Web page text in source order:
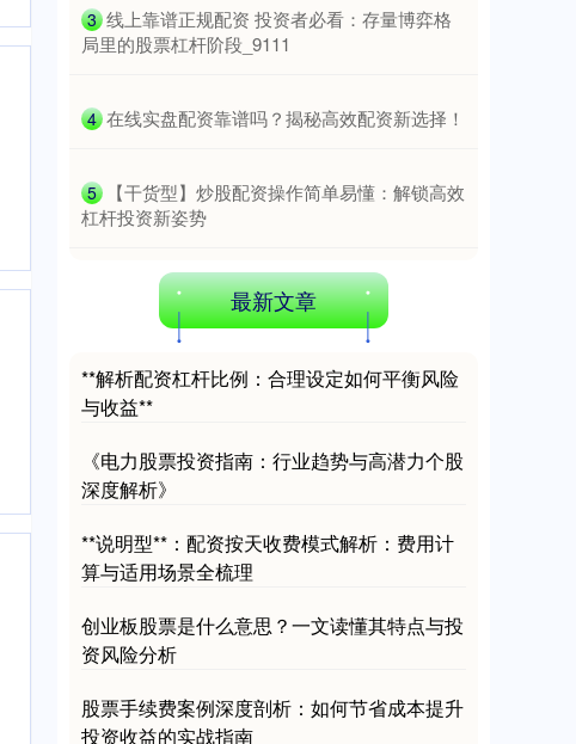
期指IC0 7730.00
3 ​线上靠谱正规配资 投资者必看：存量博弈格
局里的股票杠杆阶段_9111
4 ​在线实盘配资靠谱吗？揭秘高效配资新选择！
5
​【干货型】炒股配资操作简单易懂：解锁高效
杠杆投资新姿势
最新文章
**解析配资杠杆比例：合理设定如何平衡风险
与收益**
《电力股票投资指南：行业趋势与高潜力个股
深度解析》
**说明型**：配资按天收费模式解析：费用计
算与适用场景全梳理
创业板股票是什么意思？一文读懂其特点与投
资风险分析
股票手续费案例深度剖析：如何节省成本提升
投资收益的实战指南